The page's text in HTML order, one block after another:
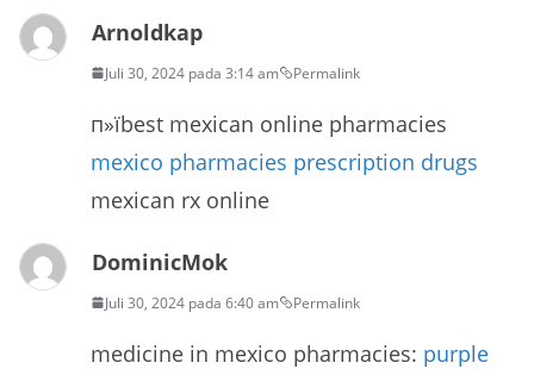
Arnoldkap
Juli 30, 2024 pada 3:14 am Permalink
п»їbest mexican online pharmacies
mexico pharmacies prescription drugs
mexican rx online
DominicMok
Juli 30, 2024 pada 6:40 am Permalink
medicine in mexico pharmacies: purple